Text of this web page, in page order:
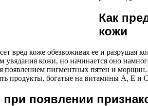
Как
кожи
вред коже обезвоживая ее и разрушая
кожи, но начинается оно
появлением пигментных пятен и
продукты, богатые на витамины А, Е и
при появлении